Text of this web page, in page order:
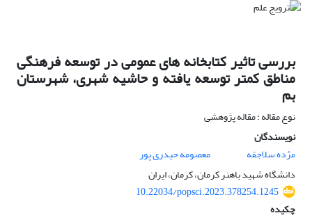
بررسی تاثیر کتابخانه های عمومی در توسعه فرهنگی
مناطق کمتر توسعه یافته و حاشیه شهری، شهرستان
بم
نوع مقاله : مقاله پژوهشی
نویسندگان
مژده سلاجقه
معصومه حیدری پور
دانشگاه شهید باهنر کرمان، کرمان، ایران
10.22034/popsci.2023.378254.1245
چکیده